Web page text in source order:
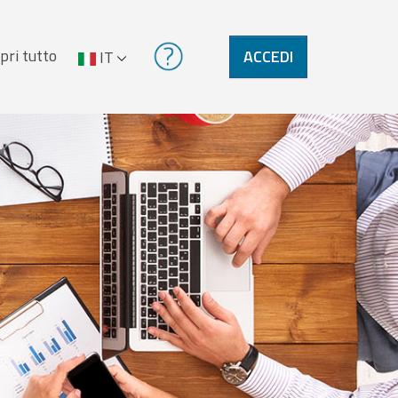
tutto IT ACCEDI